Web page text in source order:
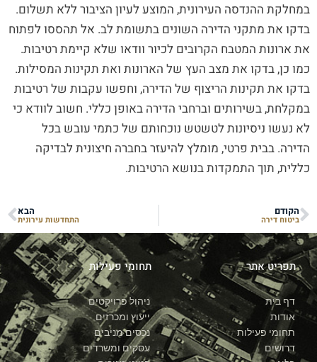
במחלקת ההנדסה העירונית, המוצע לעיון הציבור ללא תשלום.
בדקו את מתקני הדירה השונים בתשומת לב. אל תהססו לפתוח
את ארונות המטבח הקרובים לכיור וודאו שלא קיימת רטיבות.
כמו כן, בדקו את מצב העץ של הארונות ואת תקינות המסילות.
בדקו את תקינות הריצוף של הדירה, וחפשו עקבות של רטיבות
במקלחת, בשירותים וברחבי הדירה באופן כללי. חשוב לוודא כי
לא נעשו ניסיונות לטשטש נוכחותם של כתמי עובש בכל
הדירה. בבית פרטי, מומלץ להיעזר בחברה חיצונית לבדיקה
כללית, תוך התמקדות בנושא הרטיבות.
הקודם
ביטוח דירה
הבא
התחדשות עירונית
תפריט אתר
דף בית
אודות
תחומי פעילות
דרושים
תחומי פעילות
ניהול פרויקטים
ייעוץ ומכרזים
נכסים מניבים
עסקים ומשרדים